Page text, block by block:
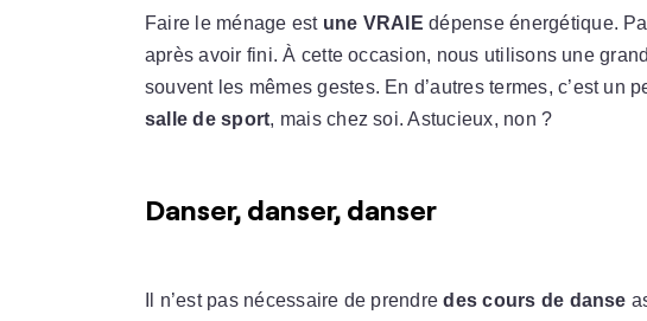
Faire le ménage est une VRAIE dépense énergétique.
après avoir fini. À cette occasion, nous utilisons une
souvent les mêmes gestes. En d’autres termes, c’est un
salle de sport, mais chez soi. Astucieux, non ?
Danser, danser, danser
Il n’est pas nécessaire de prendredes cours de danse